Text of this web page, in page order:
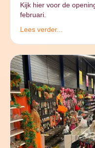
Kijk hier voor de
februari.
Lees verder...